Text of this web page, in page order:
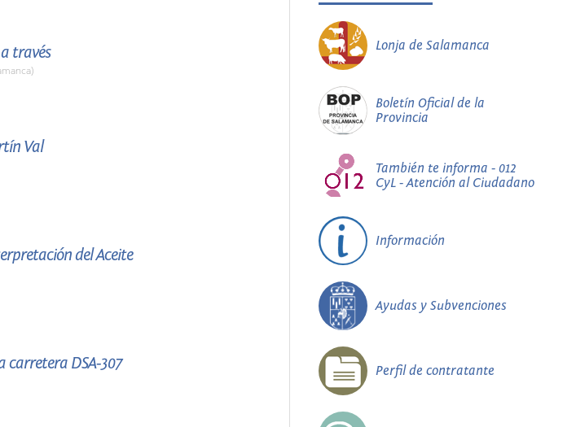
través
Val
del Aceite
carretera DSA-307
Lonja de Salamanca
Boletín Oficial de la
Provincia
También te informa - 012
CyL - Atención al Ciudadano
Información
Ayudas y Subvenciones
Perfil de contratante